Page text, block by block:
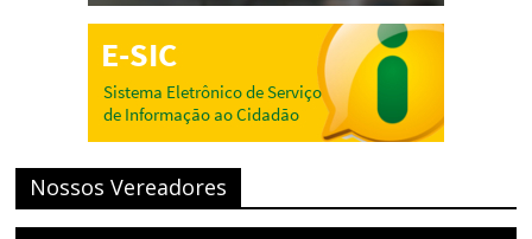
Nossos Vereadores